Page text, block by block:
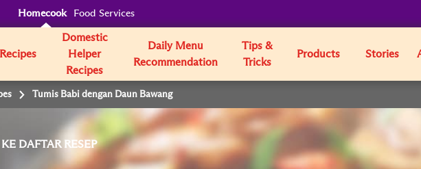
Homecook Food Services
Recipes
Domestic
Helper
Recipes
Daily Menu
Recommendation
Tips &
Tricks
Products Stories
Tumis Babi dengan Daun Bawang